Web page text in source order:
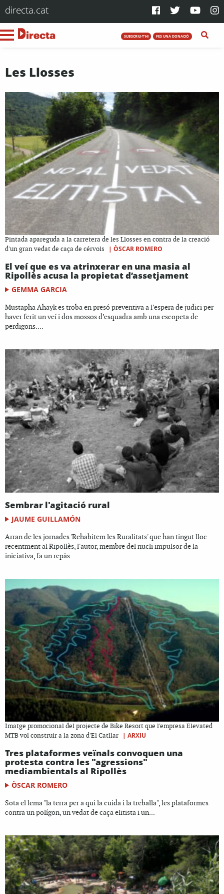
directa.cat
SUBSCRIU-T'HI FES UNA DONACIÓ
Les Llosses
Pintada apareguda a la carretera de les Llosses en contra de la creació
d'un gran vedat de caça de cérvols
| ÒSCAR ROMERO
El veí que es va atrinxerar en una masia al
Ripollès acusa la propietat d’assetjament
GEMMA GARCIA
Mustapha Ahayk es troba en presó preventiva a l’espera de judici per
haver ferit un veí i dos mossos d’esquadra amb una escopeta de
perdigons....
Sembrar l'agitació rural
JAUME GUILLAMÓN
Arran de les jornades 'Rehabitem les Ruralitats' que han tingut lloc
recentment al Ripollès, l'autor, membre del nucli impulsor de la
iniciativa, fa un repàs...
Imatge promocional del projecte de Bike Resort que l'empresa Elevated
MTB vol construir a la zona d'El Catllar
| ARXIU
Tres plataformes veïnals convoquen una
protesta contra les "agressions"
mediambientals al Ripollès
ÒSCAR ROMERO
Sota el lema "la terra per a qui la cuida i la treballa", les plataformes
contra un polígon, un vedat de caça elitista i un...